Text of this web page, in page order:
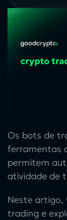
Os bots de
ferramentas
permitem
atividade de
Neste artigo,
trading e